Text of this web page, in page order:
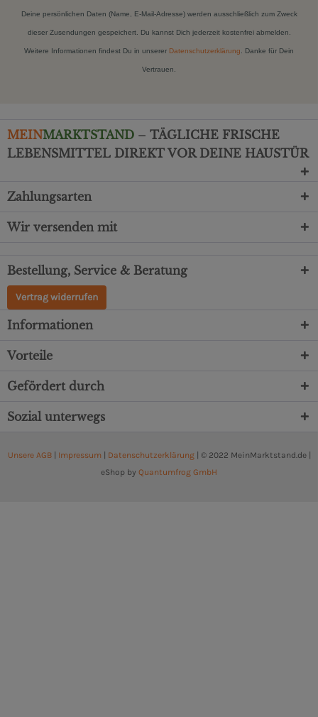
Deine persönlichen Daten (Name, E-Mail-Adresse) werden ausschließlich zum Zweck
dieser Zusendungen gespeichert. Du kannst Dich jederzeit kostenfrei abmelden.
Weitere Informationen findest Du in unserer Datenschutzerklärung . Danke für Dein
Vertrauen.
MEINMARKTSTAND – TÄGLICHE FRISCHE
LEBENSMITTEL DIREKT VOR DEINE HAUSTÜR
Zahlungsarten
Wir versenden mit
Bestellung, Service & Beratung
Vertrag widerrufen
Informationen
Vorteile
Gefördert durch
Sozial unterwegs
Unsere AGB| Impressum Datenschutzerklärung| © 2022 MeinMarktstand.de |
eShop by Quantumfrog GmbH